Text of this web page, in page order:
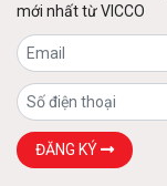
mới nhất từ VICCO
ĐĂNG KÝ